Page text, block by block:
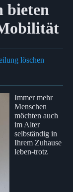
bieten
löschen
Immer mehr
Menschen
möchten auch
im Alter
selbständig in
Ihrem Zuhause
leben-trotz